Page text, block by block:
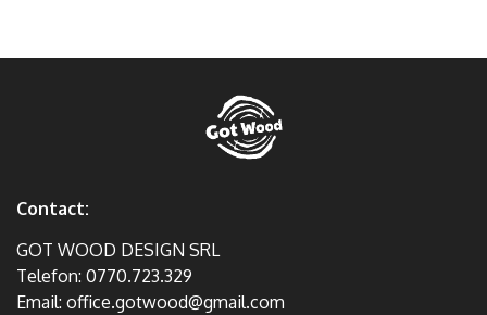
Contact:
GOT WOOD DESIGN SRL
Telefon: 0770.723.329
Email: office.gotwood@gmail.com